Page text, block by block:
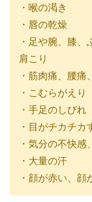
・喉の渇き
・唇の乾燥
・足や腕、膝、
肩こり
・筋肉痛、腰痛
・こむらがえり
・手足のしびれ
・目がチカチカ
・気分の不快
・大量の汗
・顔が赤い、顔